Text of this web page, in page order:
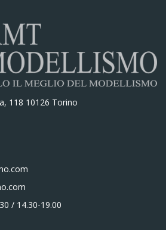
118 10126 Torino
/ 14.30-19.00